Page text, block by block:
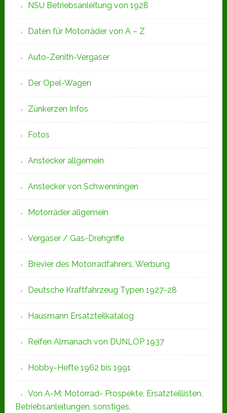
NSU Betriebsanleitung von 1928
Daten für Motorräder von A – Z
Auto-Zenith-Vergaser
Der Opel-Wagen
Zünkerzen Infos
Fotos
Anstecker allgemein
Anstecker von Schwenningen
Motorräder allgemein
Vergaser / Gas-Drehgriffe
Brevier des Motorradfahrers, Werbung
Deutsche Kraftfahrzeug Typen 1927-28
Hausmann Ersatzteilkatalog
Reifen Almanach von DUNLOP 1937
Hobby-Hefte 1962 bis 1991
Von A-M: Motorrad- Prospekte, Ersatzteillisten,
Betriebsanleitungen, sonstiges,